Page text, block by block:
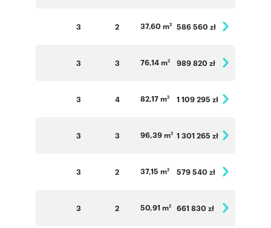
3 2 37,60 m2 586 560 zł
3 3 76,14 m2 989 820 zł
3 4 82,17 m2 1 109 295 zł
3 3 96,39 m2 1 301 265 zł
3 2 37,15 m2 579 540 zł
3 2 50,91 m2 661 830 zł